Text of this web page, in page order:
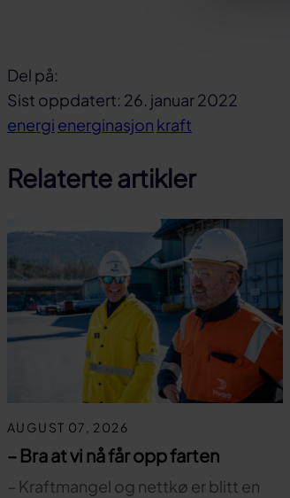
Del på:
Del
på
Del
på
Del
link
Sist oppdatert: 26. januar 2022
energi energinasjon kraft
Relaterte artikler
AUGUST 07, 2026
– Bra at vi nå får opp farten
– Kraftmangel og nettkø er blitt en